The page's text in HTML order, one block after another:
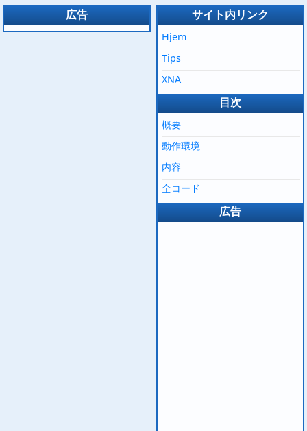
広告 サイト内リンク
Hjem
Tips
XNA
目次
概要
動作環境
内容
全コード
広告